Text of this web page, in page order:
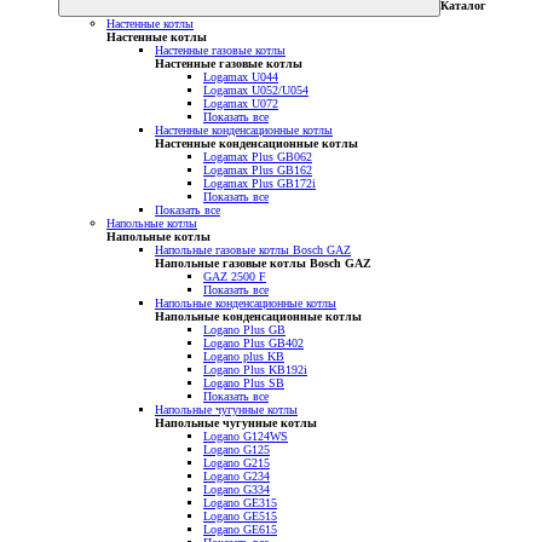
Каталог
Настенные котлы
Настенные котлы
Настенные газовые котлы
Настенные газовые котлы
Logamax U044
Logamax U052/U054
Logamax U072
Показать все
Настенные конденсационные котлы
Настенные конденсационные котлы
Logamax Plus GB062
Logamax Plus GB162
Logamax Plus GB172i
Показать все
Показать все
Напольные котлы
Напольные котлы
Напольные газовые котлы Bosch GAZ
Напольные газовые котлы Bosch GAZ
GAZ 2500 F
Показать все
Напольные конденсационные котлы
Напольные конденсационные котлы
Logano Plus GB
Logano Plus GB402
Logano plus KB
Logano Plus KB192i
Logano Plus SB
Показать все
Напольные чугунные котлы
Напольные чугунные котлы
Logano G124WS
Logano G125
Logano G215
Logano G234
Logano G334
Logano GE315
Logano GE515
Logano GE615